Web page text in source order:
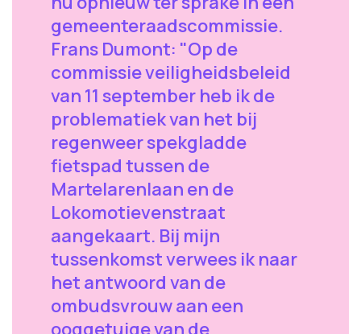
gemeenteraadscommissie.
Frans Dumont: "Op de
commissie veiligheidsbeleid
van 11 september heb ik de
problematiek van het bij
regenweer spekgladde
fietspad tussen de
Martelarenlaan en de
Lokomotievenstraat
aangekaart. Bij mijn
tussenkomst verwees ik naar
het antwoord van de
ombudsvrouw aan een
ooggetuige van de